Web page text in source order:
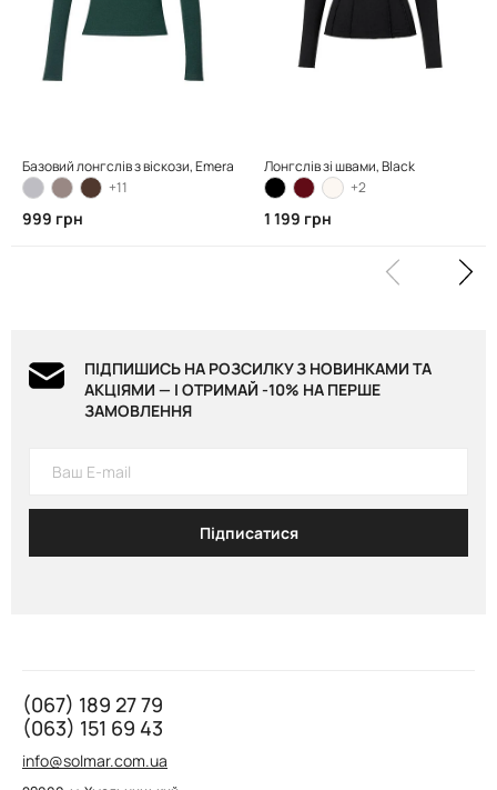
Базовий лонгслів з віскози, Emerald Green
+11
999 грн
Лонгслів зі швами, Black
+2
1 199 грн
ПІДПИШИСЬ НА РОЗСИЛКУ З НОВИНКАМИ ТА
АКЦІЯМИ — І ОТРИМАЙ -10% НА ПЕРШЕ
ЗАМОВЛЕННЯ
Підписатися
(067) 189 27 79
(063) 151 69 43
info@solmar.com.ua